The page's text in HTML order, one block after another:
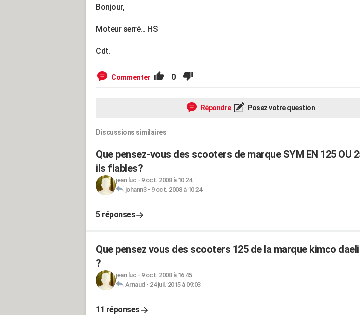
Bonjour,
Moteur serré... HS
Cdt.
Commenter 0
Répondre Posez votre question
Discussions similaires
Que pensez-vous des scooters de marque SYM EN 125 OU
ils fiables?
jean luc - 9 oct. 2008 à 10:24
johann3- 9 oct. 2008 à 10:24
5 réponses
Que pensez vous des scooters 125 de la marque kimco
?
jean luc - 9 oct. 2008 à 16:45
Arnaud - 24 juil. 2015 à 09:03
11 réponses